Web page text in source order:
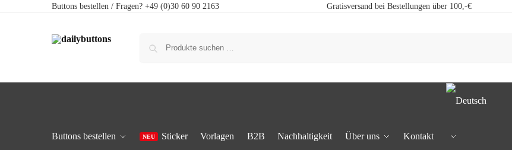
Buttons bestellen / Fragen? +49 (0)30 60 90 2163 Gratisversand bei Bestellungen über 100,-€
Buttons bestellen Sticker Vorlagen B2B Nachhaltigkeit Über uns Kontakt